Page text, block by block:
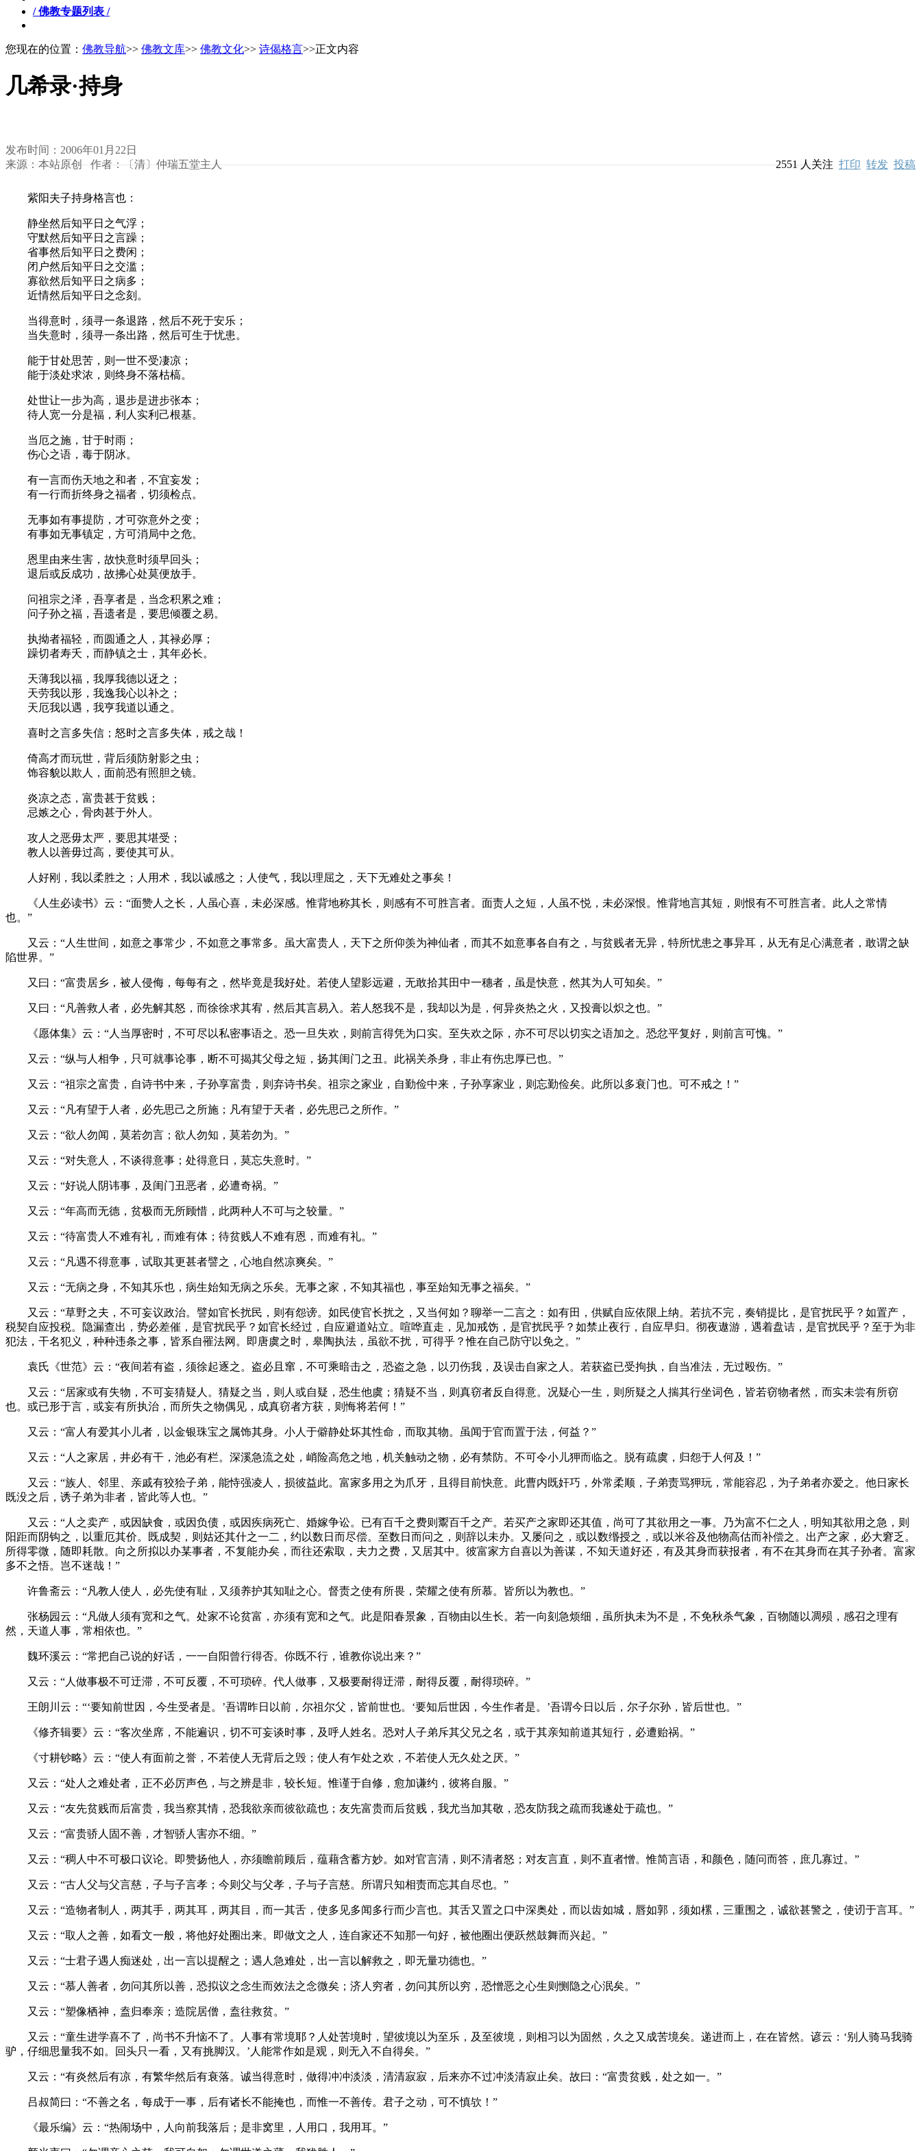
/ 佛教专题列表 /
您现在的位置： 佛教导航>> 佛教文库>> 佛教文化>> 诗偈格言>>正文内容
几希录·持身
发布时间：2006年01月22日
来源：本站原创 作者：〔清〕仲瑞五堂主人
2551人关注 打印 转发 投稿
紫阳夫子持身格言也：
静坐然后知平日之气浮；
守默然后知平日之言躁；
省事然后知平日之费闲；
闭户然后知平日之交滥；
寡欲然后知平日之病多；
近情然后知平日之念刻。
当得意时，须寻一条退路，然后不死于安乐；
当失意时，须寻一条出路，然后可生于忧患。
能于甘处思苦，则一世不受凄凉；
能于淡处求浓，则终身不落枯槁。
处世让一步为高，退步是进步张本；
待人宽一分是福，利人实利己根基。
当厄之施，甘于时雨；
伤心之语，毒于阴冰。
有一言而伤天地之和者，不宜妄发；
有一行而折终身之福者，切须检点。
无事如有事提防，才可弥意外之变；
有事如无事镇定，方可消局中之危。
恩里由来生害，故快意时须早回头；
退后或反成功，故拂心处莫便放手。
问祖宗之泽，吾享者是，当念积累之难；
问子孙之福，吾遗者是，要思倾覆之易。
执拗者福轻，而圆通之人，其禄必厚；
躁切者寿夭，而静镇之士，其年必长。
天薄我以福，我厚我德以迓之；
天劳我以形，我逸我心以补之；
天厄我以遇，我亨我道以通之。
喜时之言多失信；怒时之言多失体，戒之哉！
倚高才而玩世，背后须防射影之虫；
饰容貌以欺人，面前恐有照胆之镜。
炎凉之态，富贵甚于贫贱；
忌嫉之心，骨肉甚于外人。
攻人之恶毋太严，要思其堪受；
教人以善毋过高，要使其可从。
人好刚，我以柔胜之；人用术，我以诚感之；人使气，我以理屈之，天下无难处之事矣！
《人生必读书》云：“面赞人之长，人虽心喜，未必深感。惟背地称其长，则感有不可胜言者。面责人之短，人虽不悦，未必深恨。惟背地言其短，则恨有不可胜言者。此人之常情
也。”
又云：“人生世间，如意之事常少，不如意之事常多。虽大富贵人，天下之所仰羡为神仙者，而其不如意事各自有之，与贫贱者无异，特所忧患之事异耳，从无有足心满意者，敢谓之缺
陷世界。”
又曰：“富贵居乡，被人侵侮，每每有之，然毕竟是我好处。若使人望影远避，无敢拾其田中一穗者，虽是快意，然其为人可知矣。”
又曰：“凡善救人者，必先解其怒，而徐徐求其宥，然后其言易入。若人怒我不是，我却以为是，何异炎热之火，又投膏以炽之也。”
《愿体集》云：“人当厚密时，不可尽以私密事语之。恐一旦失欢，则前言得凭为口实。至失欢之际，亦不可尽以切实之语加之。恐忿平复好，则前言可愧。”
又云：“纵与人相争，只可就事论事，断不可揭其父母之短，扬其闺门之丑。此祸关杀身，非止有伤忠厚已也。”
又云：“祖宗之富贵，自诗书中来，子孙享富贵，则弃诗书矣。祖宗之家业，自勤俭中来，子孙享家业，则忘勤俭矣。此所以多衰门也。可不戒之！”
又云：“凡有望于人者，必先思己之所施；凡有望于天者，必先思己之所作。”
又云：“欲人勿闻，莫若勿言；欲人勿知，莫若勿为。”
又云：“对失意人，不谈得意事；处得意日，莫忘失意时。”
又云：“好说人阴讳事，及闺门丑恶者，必遭奇祸。”
又云：“年高而无德，贫极而无所顾惜，此两种人不可与之较量。”
又云：“待富贵人不难有礼，而难有体；待贫贱人不难有恩，而难有礼。”
又云：“凡遇不得意事，试取其更甚者譬之，心地自然凉爽矣。”
又云：“无病之身，不知其乐也，病生始知无病之乐矣。无事之家，不知其福也，事至始知无事之福矣。”
又云：“草野之夫，不可妄议政治。譬如官长扰民，则有怨谤。如民使官长扰之，又当何如？聊举一二言之：如有田，供赋自应依限上纳。若抗不完，奏销提比，是官扰民乎？如置产，
税契自应投税。隐漏查出，势必差催，是官扰民乎？如官长经过，自应避道站立。喧哗直走，见加戒饬，是官扰民乎？如禁止夜行，自应早归。彻夜遨游，遇着盘诘，是官扰民乎？至于为非
犯法，干名犯义，种种违条之事，皆系自罹法网。即唐虞之时，皋陶执法，虽欲不扰，可得乎？惟在自己防守以免之。”
袁氏《世范》云：“夜间若有盗，须徐起逐之。盗必且窜，不可乘暗击之，恐盗之急，以刃伤我，及误击自家之人。若获盗已受拘执，自当准法，无过殴伤。”
又云：“居家或有失物，不可妄猜疑人。猜疑之当，则人或自疑，恐生他虞；猜疑不当，则真窃者反自得意。况疑心一生，则所疑之人揣其行坐词色，皆若窃物者然，而实未尝有所窃
也。或已形于言，或妄有所执治，而所失之物偶见，成真窃者方获，则悔将若何！”
又云：“富人有爱其小儿者，以金银珠宝之属饰其身。小人于僻静处坏其性命，而取其物。虽闻于官而置于法，何益？”
又云：“人之家居，井必有干，池必有栏。深溪急流之处，峭险高危之地，机关触动之物，必有禁防。不可令小儿狎而临之。脱有疏虞，归怨于人何及！”
又云：“族人、邻里、亲戚有狡狯子弟，能恃强凌人，损彼益此。富家多用之为爪牙，且得目前快意。此曹内既奸巧，外常柔顺，子弟责骂狎玩，常能容忍，为子弟者亦爱之。他日家长
既没之后，诱子弟为非者，皆此等人也。”
又云：“人之卖产，或因缺食，或因负债，或因疾病死亡、婚嫁争讼。已有百千之费则鬻百千之产。若买产之家即还其值，尚可了其欲用之一事。乃为富不仁之人，明知其欲用之急，则
阳距而阴钩之，以重厄其价。既成契，则姑还其什之一二，约以数日而尽偿。至数日而问之，则辞以未办。又屡问之，或以数缗授之，或以米谷及他物高估而补偿之。出产之家，必大窘乏。
所得零微，随即耗散。向之所拟以办某事者，不复能办矣，而往还索取，夫力之费，又居其中。彼富家方自喜以为善谋，不知天道好还，有及其身而获报者，有不在其身而在其子孙者。富家
多不之悟。岂不迷哉！”
许鲁斋云：“凡教人使人，必先使有耻，又须养护其知耻之心。督责之使有所畏，荣耀之使有所慕。皆所以为教也。”
张杨园云：“凡做人须有宽和之气。处家不论贫富，亦须有宽和之气。此是阳春景象，百物由以生长。若一向刻急烦细，虽所执未为不是，不免秋杀气象，百物随以凋殒，感召之理有
然，天道人事，常相依也。”
魏环溪云：“常把自己说的好话，一一自阳曾行得否。你既不行，谁教你说出来？”
又云：“人做事极不可迂滞，不可反覆，不可琐碎。代人做事，又极要耐得迂滞，耐得反覆，耐得琐碎。”
王朗川云：“‘要知前世因，今生受者是。’吾谓昨日以前，尔祖尔父，皆前世也。‘要知后世因，今生作者是。’吾谓今日以后，尔子尔孙，皆后世也。”
《修齐辑要》云：“客次坐席，不能遍识，切不可妄谈时事，及呼人姓名。恐对人子弟斥其父兄之名，或于其亲知前道其短行，必遭贻祸。”
《寸耕钞略》云：“使人有面前之誉，不若使人无背后之毁；使人有乍处之欢，不若使人无久处之厌。”
又云：“处人之难处者，正不必厉声色，与之辨是非，较长短。惟谨于自修，愈加谦约，彼将自服。”
又云：“友先贫贱而后富贵，我当察其情，恐我欲亲而彼欲疏也；友先富贵而后贫贱，我尤当加其敬，恐友防我之疏而我遂处于疏也。”
又云：“富贵骄人固不善，才智骄人害亦不细。”
又云：“稠人中不可极口议论。即赞扬他人，亦须瞻前顾后，蕴藉含蓄方妙。如对官言清，则不清者怒；对友言直，则不直者憎。惟简言语，和颜色，随问而答，庶几寡过。”
又云：“古人父与父言慈，子与子言孝；今则父与父孝，子与子言慈。所谓只知相责而忘其自尽也。”
又云：“造物者制人，两其手，两其耳，两其目，而一其舌，使多见多闻多行而少言也。其舌又置之口中深奥处，而以齿如城，唇如郭，须如樏，三重围之，诚欲甚警之，使讱于言耳。”
又云：“取人之善，如看文一般，将他好处圈出来。即做文之人，连自家还不知那一句好，被他圈出便跃然鼓舞而兴起。”
又云：“士君子遇人痴迷处，出一言以提醒之；遇人急难处，出一言以解救之，即无量功德也。”
又云：“慕人善者，勿问其所以善，恐拟议之念生而效法之念微矣；济人穷者，勿问其所以穷，恐憎恶之心生则恻隐之心泯矣。”
又云：“塑像栖神，盍归奉亲；造院居僧，盍往救贫。”
又云：“童生进学喜不了，尚书不升恼不了。人事有常境耶？人处苦境时，望彼境以为至乐，及至彼境，则相习以为固然，久之又成苦境矣。递进而上，在在皆然。谚云：‘别人骑马我骑
驴，仔细思量我不如。回头只一看，又有挑脚汉。’人能常作如是观，则无入不自得矣。”
又云：“有炎然后有凉，有繁华然后有衰落。诚当得意时，做得冲冲淡淡，清清寂寂，后来亦不过冲淡清寂止矣。故曰：“富贵贫贱，处之如一。”
吕叔简曰：“不善之名，每成于一事，后有诸长不能掩也，而惟一不善传。君子之动，可不慎欤！”
《最乐编》云：“热闹场中，人向前我落后；是非窝里，人用口，我用耳。”